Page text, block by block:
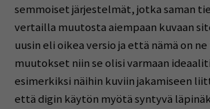
semmoiset järjestelmät, jotka saman
vertailla muutosta aiempaan kuvaan
uusin eli oikea versio ja että nämä on
muutokset niin se olisi varmaan
esimerkiksi näihin kuviin jakamiseen
että digin käytön myötä syntyvä